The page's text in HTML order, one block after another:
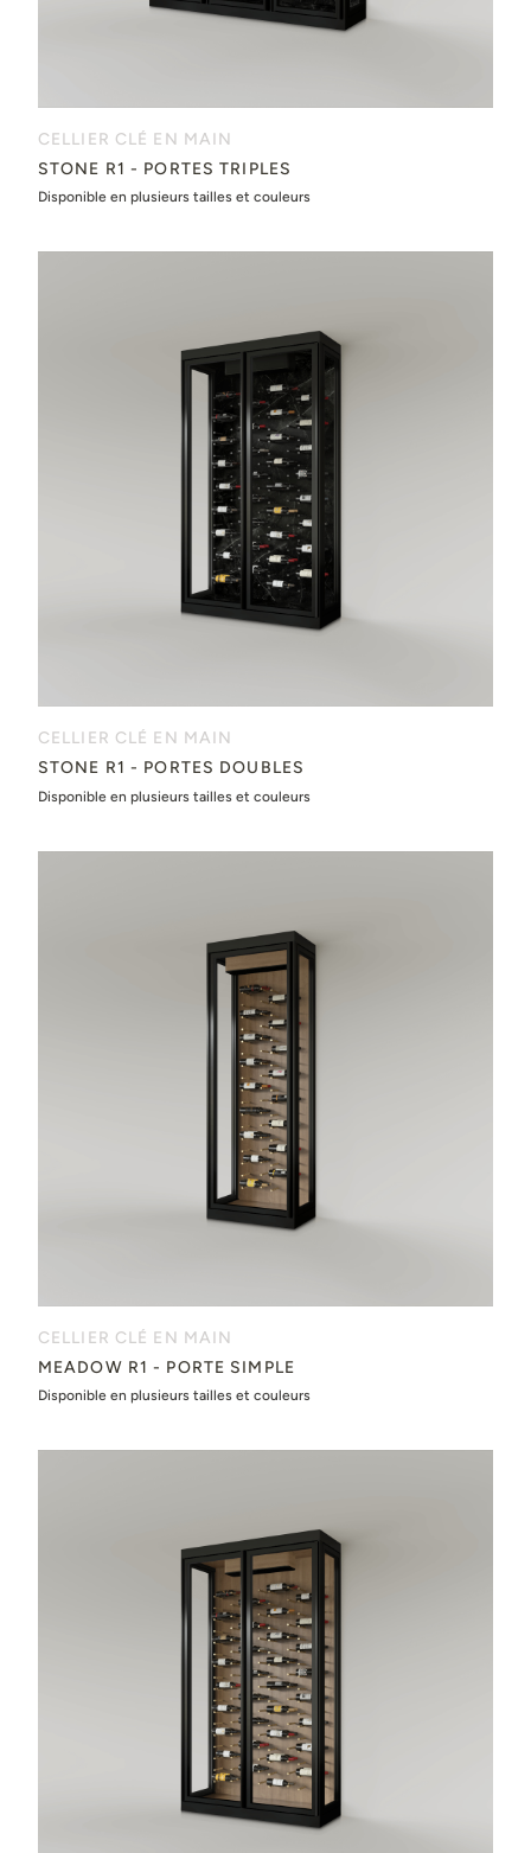
CELLIER CLÉ EN MAIN
STONE R1 - PORTES TRIPLES
Disponible en plusieurs tailles et couleurs
CELLIER CLÉ EN MAIN
STONE R1 - PORTES DOUBLES
Disponible en plusieurs tailles et couleurs
CELLIER CLÉ EN MAIN
MEADOW R1 - PORTE SIMPLE
Disponible en plusieurs tailles et couleurs